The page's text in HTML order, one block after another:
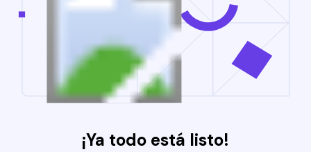
¡Ya todo está listo!